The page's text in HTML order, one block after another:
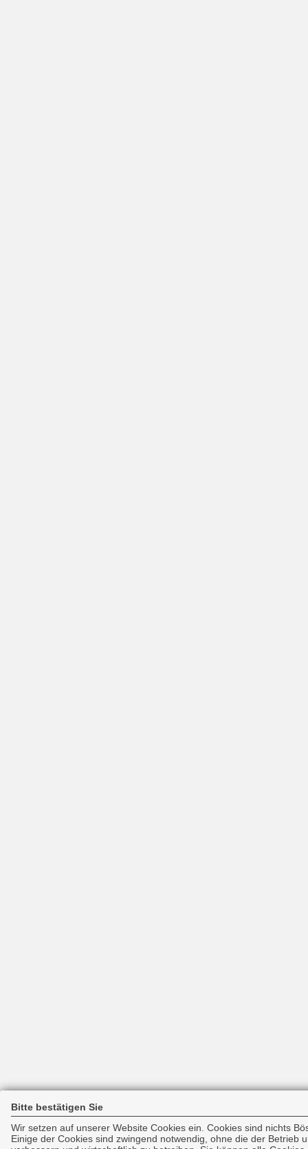
Bitte bestätigen Sie
Wir setzen auf unserer Website Cookies ein. Cookies sind nichts
Einige der Cookies sind zwingend notwendig, ohne die der